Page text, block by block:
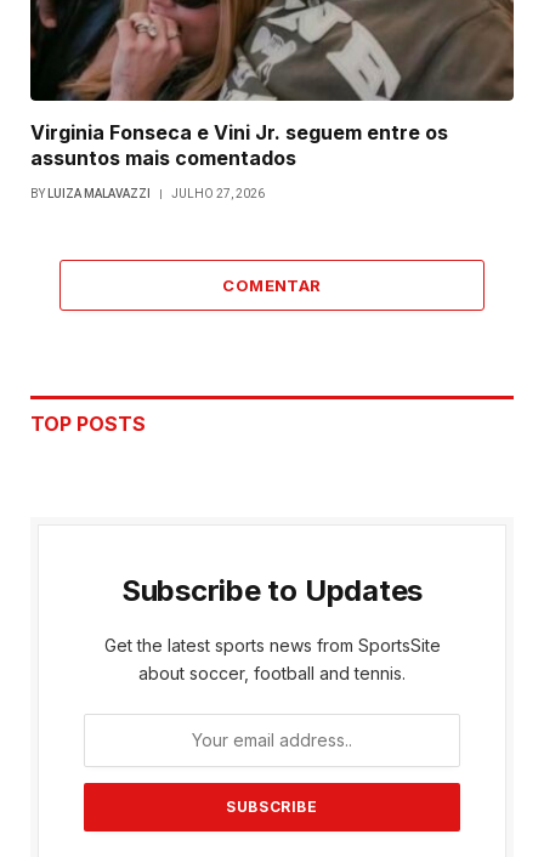
Virginia Fonseca e Vini Jr. seguem entre os
assuntos mais comentados
BY LUIZA MALAVAZZI JULHO 27, 2026
COMENTAR
TOP POSTS
Subscribe to Updates
Get the latest sports news from SportsSite
about soccer, football and tennis.